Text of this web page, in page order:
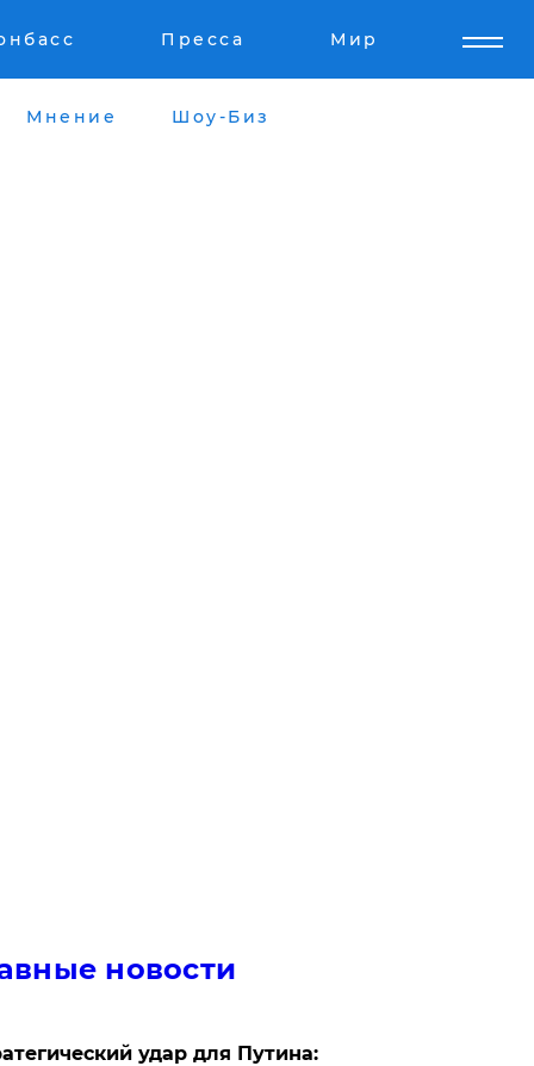
Пресса Мир
Мнение Шоу-Биз
новости
удар для Путина: